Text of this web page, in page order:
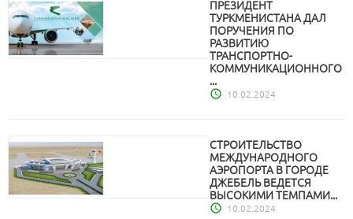
ПРЕЗИДЕНТ
ТУРКМЕНИСТАНА ДАЛ
ПОРУЧЕНИЯ ПО
РАЗВИТИЮ
ТРАНСПОРТНО-
КОММУНИКАЦИОННОГО
...
10.02.2024
СТРОИТЕЛЬСТВО
МЕЖДУНАРОДНОГО
АЭРОПОРТА В ГОРОДЕ
ДЖЕБЕЛЬ ВЕДЕТСЯ
ВЫСОКИМИ ТЕМПАМИ...
10.02.2024